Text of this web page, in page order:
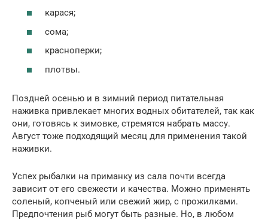
карася;
сома;
красноперки;
плотвы.
Поздней осенью и в зимний период питательная
наживка привлекает многих водных обитателей, так как
они, готовясь к зимовке, стремятся набрать массу.
Август тоже подходящий месяц для применения такой
наживки.
Успех рыбалки на приманку из сала почти всегда
зависит от его свежести и качества. Можно применять
соленый, копченый или свежий жир, с прожилками.
Предпочтения рыб могут быть разные. Но, в любом